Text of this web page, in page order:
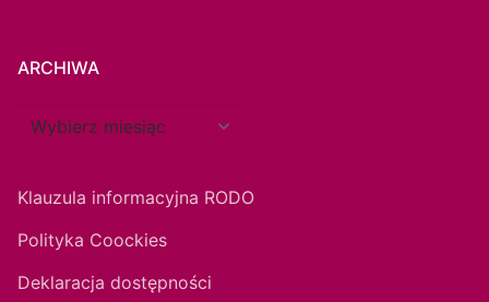
ARCHIWA
Klauzula informacyjna RODO
Polityka Coockies
Deklaracja dostępności